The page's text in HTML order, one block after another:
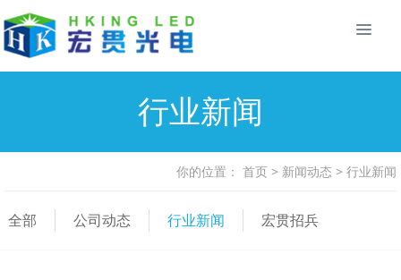
行业新闻
你的位置： 首页 > 新闻动态 > 行业新闻
全部 公司动态 行业新闻 宏贯招兵